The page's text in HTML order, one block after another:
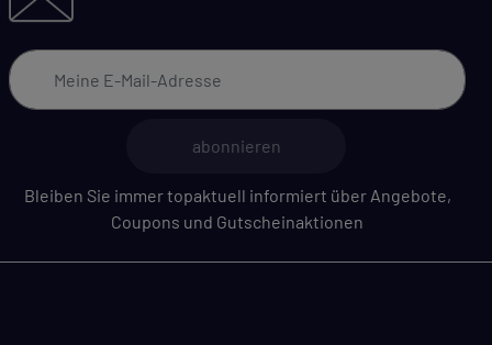
abonnieren
Bleiben Sie immer topaktuell informiert über Angebote,
Coupons und Gutscheinaktionen